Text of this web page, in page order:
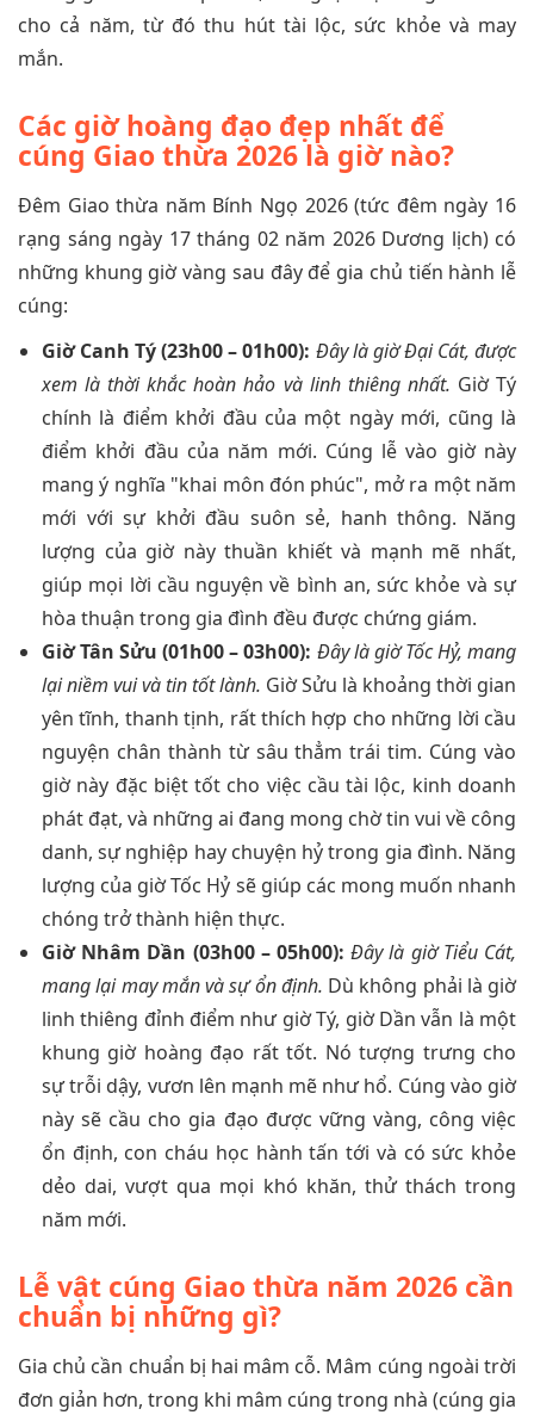
cho cả năm, từ đó thu hút tài lộc, sức khỏe và may
mắn.
Các giờ hoàng đạo đẹp nhất để
cúng Giao thừa 2026 là giờ nào?
Đêm Giao thừa năm Bính Ngọ 2026 (tức đêm ngày 16
rạng sáng ngày 17 tháng 02 năm 2026 Dương lịch) có
những khung giờ vàng sau đây để gia chủ tiến hành lễ
cúng:
Giờ Canh Tý (23h00 – 01h00): Đây là giờ Đại Cát, được
xem là thời khắc hoàn hảo và linh thiêng nhất. Giờ Tý
chính là điểm khởi đầu của một ngày mới, cũng là
điểm khởi đầu của năm mới. Cúng lễ vào giờ này
mang ý nghĩa "khai môn đón phúc", mở ra một năm
mới với sự khởi đầu suôn sẻ, hanh thông. Năng
lượng của giờ này thuần khiết và mạnh mẽ nhất,
giúp mọi lời cầu nguyện về bình an, sức khỏe và sự
hòa thuận trong gia đình đều được chứng giám.
Giờ Tân Sửu (01h00 – 03h00): Đây là giờ Tốc Hỷ, mang
lại niềm vui và tin tốt lành. Giờ Sửu là khoảng thời gian
yên tĩnh, thanh tịnh, rất thích hợp cho những lời cầu
nguyện chân thành từ sâu thẳm trái tim. Cúng vào
giờ này đặc biệt tốt cho việc cầu tài lộc, kinh doanh
phát đạt, và những ai đang mong chờ tin vui về công
danh, sự nghiệp hay chuyện hỷ trong gia đình. Năng
lượng của giờ Tốc Hỷ sẽ giúp các mong muốn nhanh
chóng trở thành hiện thực.
Giờ Nhâm Dần (03h00 – 05h00): Đây là giờ Tiểu Cát,
mang lại may mắn và sự ổn định. Dù không phải là giờ
linh thiêng đỉnh điểm như giờ Tý, giờ Dần vẫn là một
khung giờ hoàng đạo rất tốt. Nó tượng trưng cho
sự trỗi dậy, vươn lên mạnh mẽ như hổ. Cúng vào giờ
này sẽ cầu cho gia đạo được vững vàng, công việc
ổn định, con cháu học hành tấn tới và có sức khỏe
dẻo dai, vượt qua mọi khó khăn, thử thách trong
năm mới.
Lễ vật cúng Giao thừa năm 2026 cần
chuẩn bị những gì?
Gia chủ cần chuẩn bị hai mâm cỗ. Mâm cúng ngoài trời
đơn giản hơn, trong khi mâm cúng trong nhà (cúng gia